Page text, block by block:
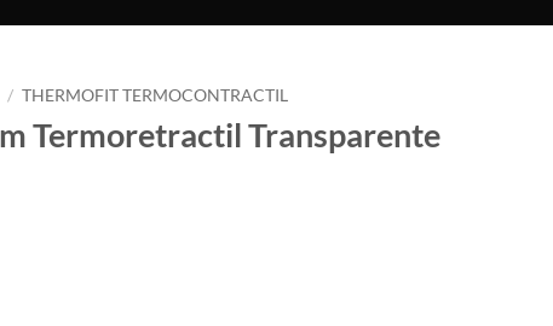
/ THERMOFIT TERMOCONTRACTIL
Termoretractil Transparente